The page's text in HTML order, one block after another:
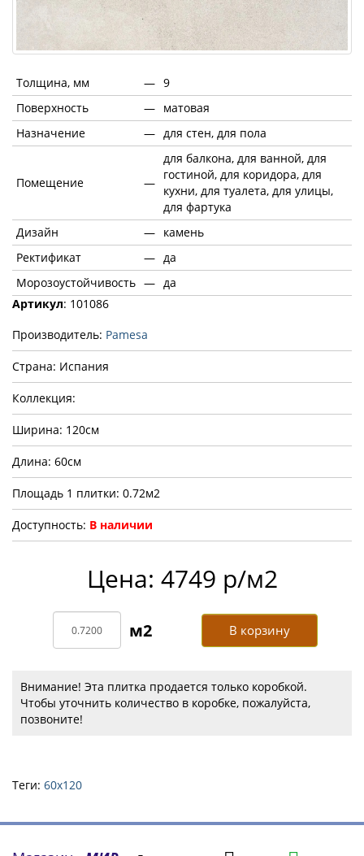
Толщина, мм — 9
Поверхность
— матовая
Назначение
— для стен, для пола
Помещение —
для балкона, для ванной, для
гостиной, для коридора, для
кухни, для туалета, для улицы,
для фартука
Дизайн
— камень
Ректификат
— да
Морозоустойчивость — да
Артикул: 101086
Производитель: Pamesa
Страна: Испания
Коллекция:
Ширина: 120см
Длина: 60см
Площадь 1 плитки: 0.72м2
Доступность: В наличии
Цена: 4749 р/м2
В корзину
Внимание! Эта плитка продается только коробкой.
Чтобы уточнить количество в коробке, пожалуйста,
позвоните!
Теги: 60х120